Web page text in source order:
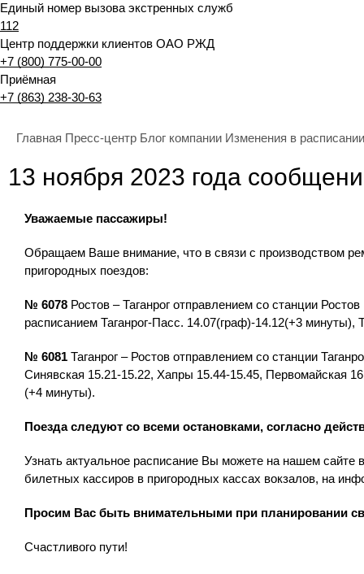
Единый номер вызова экстренных служб
112
Центр поддержки клиентов ОАО РЖД
+7 (800) 775-00-00
Приёмная
+7 (863) 238-30-63
Главная Пресс-центр Блог компании Изменения в расписании
13 ноября 2023 года
Уважаемые пассажиры!
Обращаем Ваше внимание, что в связи с производством
пригородных поездов:
№ 6078 Ростов – Таганрог отправлением со станции
расписанием Таганрог-Пасс. 14.07(граф)-14.12(+3 минуты),
№ 6081 Таганрог – Ростов отправлением со станции
Синявская 15.21-15.22, Хапры 15.44-15.45, Первомайская
(+4 минуты).
Поезда следуют со всеми остановками, согласно
Узнать актуальное расписание Вы можете на нашем
билетных кассиров в пригородных кассах вокзалов, на
Просим Вас быть внимательными при планировании
Счастливого пути!